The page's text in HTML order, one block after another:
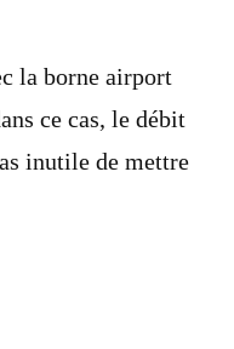
la borne airport
ce cas, le débit
inutile de mettre